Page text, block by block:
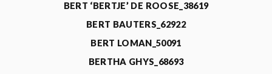
BERT ‘BERTJE’ DE ROOSE_38619
BERT BAUTERS_62922
BERT LOMAN_50091
BERTHA GHYS_68693